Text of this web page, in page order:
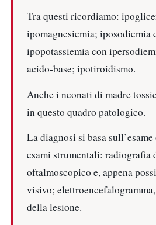
Tra questi ricordiamo:
ipomagnesiemia; iposodiemia
ipopotassiemia con
acido-base; ipotiroidismo.
Anche i neonati di madre
in questo quadro patologico.
La diagnosi si basa
esami strumentali: radiografia
oftalmoscopico e, appena
visivo;
della lesione.